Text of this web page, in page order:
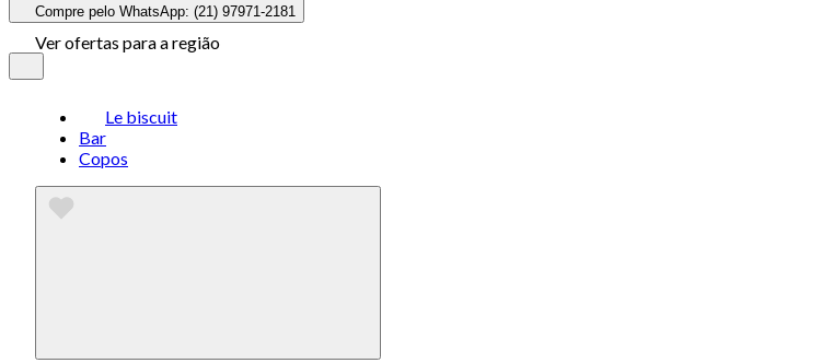
Compre pelo WhatsApp: (21) 97971-2181
Ver ofertas para a região
Le biscuit
Bar
Copos